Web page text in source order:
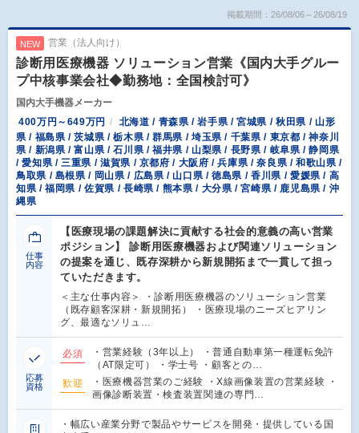
掲載期間：26/08/06～26/08/19
NEW 営業（法人向け）
診断用医療機器 ソリューション営業《国内大手グルー
プ中核事業会社◆勤務地：全国検討可》
国内大手機器メーカー
400万円～649万円
北海道 / 青森県 / 岩手県 / 宮城県 / 秋田県 / 山形
県 / 福島県 / 茨城県 / 栃木県 / 群馬県 / 埼玉県 / 千葉県 / 東京都 / 神奈川
県 / 新潟県 / 富山県 / 石川県 / 福井県 / 山梨県 / 長野県 / 岐阜県 / 静岡県
/ 愛知県 / 三重県 / 滋賀県 / 京都府 / 大阪府 / 兵庫県 / 奈良県 / 和歌山県 /
鳥取県 / 島根県 / 岡山県 / 広島県 / 山口県 / 徳島県 / 香川県 / 愛媛県 / 高
知県 / 福岡県 / 佐賀県 / 長崎県 / 熊本県 / 大分県 / 宮崎県 / 鹿児島県 / 沖
縄県
仕事
内容
【医療現場の課題解決に貢献する社会的意義の高い営業
ポジション】 診断用医療機器および関連ソリューション
の提案を通じ、既存深耕から新規開拓まで一貫して担っ
ていただきます。
＜主な仕事内容＞ ・診断用医療機器のソリューション営業
（既存顧客深耕・新規開拓） ・医療現場のニーズヒアリン
グ、最適なソリュ…
応募
資格
必須
・営業経験（3年以上） ・普通自動車第一種運転免許
（AT限定可） ・学士号 ・顧客との…
歓迎
・医療機器営業のご経験 ・X線画像装置の営業経験 ・
画像診断装置・検査装置関連の専門…
・幅広い産業分野で製品やサービスを開発・提供している国